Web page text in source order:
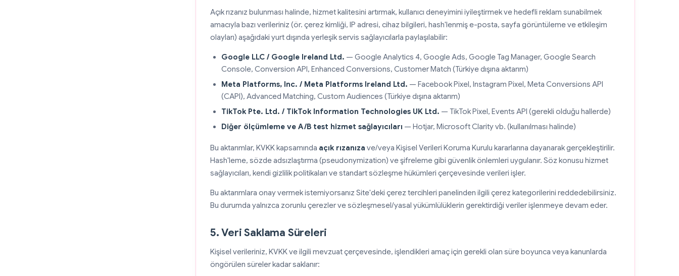
Açık rızanız bulunması halinde, hizmet kalitesini artırmak, kullanıcı deneyimini iyileştirmek ve hedefli reklam sunabilmek
amacıyla bazı verileriniz (ör. çerez kimliği, IP adresi, cihaz bilgileri, hash'lenmiş e-posta, sayfa görüntüleme ve etkileşim
olayları) aşağıdaki yurt dışında yerleşik servis sağlayıcılarla paylaşılabilir:
Google LLC / Google Ireland Ltd. — Google Analytics 4, Google Ads, Google Tag Manager, Google Search
Console, Conversion API, Enhanced Conversions, Customer Match (Türkiye dışına aktarım)
Meta Platforms, Inc. / Meta Platforms Ireland Ltd. — Facebook Pixel, Instagram Pixel, Meta Conversions API
(CAPI), Advanced Matching, Custom Audiences (Türkiye dışına aktarım)
TikTok Pte. Ltd. / TikTok Information Technologies UK Ltd. — TikTok Pixel, Events API (gerekli olduğu hallerde)
Diğer ölçümleme ve A/B test hizmet sağlayıcıları — Hotjar, Microsoft Clarity vb. (kullanılması halinde)
Bu aktarımlar, KVKK kapsamında açık rızanıza ve/veya Kişisel Verileri Koruma Kurulu kararlarına dayanarak gerçekleştirilir.
Hash'leme, sözde adsızlaştırma (pseudonymization) ve şifreleme gibi güvenlik önlemleri uygulanır. Söz konusu hizmet
sağlayıcıları, kendi gizlilik politikaları ve standart sözleşme hükümleri çerçevesinde verileri işler.
Bu aktarımlara onay vermek istemiyorsanız Site'deki çerez tercihleri panelinden ilgili çerez kategorilerini reddedebilirsiniz.
Bu durumda yalnızca zorunlu çerezler ve sözleşmesel/yasal yükümlülüklerin gerektirdiği veriler işlenmeye devam eder.
5. Veri Saklama Süreleri
Kişisel verileriniz, KVKK ve ilgili mevzuat çerçevesinde, işlendikleri amaç için gerekli olan süre boyunca veya kanunlarda
öngörülen süreler kadar saklanır: